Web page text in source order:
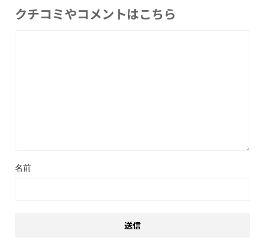
クチコミやコメントはこちら
名前